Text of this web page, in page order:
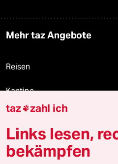
Mehr taz Angebote
Reisen
Kantine
Shop
Anzeigen
taz zahl ich
Links lesen,
bekämpfen